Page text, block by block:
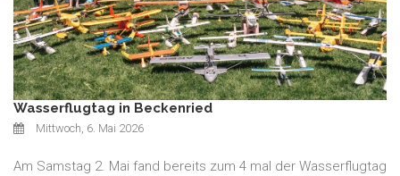
Wasserflugtag in Beckenried
Mittwoch, 6. Mai 2026
Am Samstag 2. Mai fand bereits zum 4 mal der Wasserflugtag